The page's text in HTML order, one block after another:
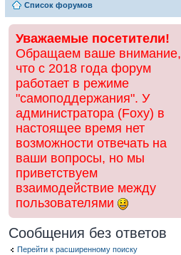
Список форумов
Уважаемые посетители!
Обращаем ваше внимание,
что с 2018 года форум
работает в режиме
"самоподдержания". У
администратора (Foxy) в
настоящее время нет
возможности отвечать на
ваши вопросы, но мы
приветствуем
взаимодействие между
пользователями
Сообщения без ответов
Перейти к расширенному поиску